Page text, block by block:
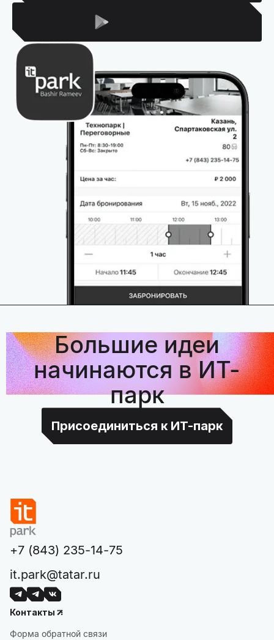
Большие идеи
начинаются в ИТ-
парк
Присоединиться к ИТ-парк
+7 (843) 235-14-75
it.park@tatar.ru
Контакты
Форма обратной связи